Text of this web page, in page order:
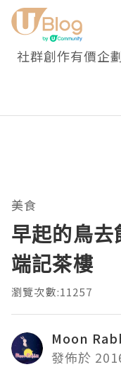
社群創作有價企
美食
早起的鳥
端記茶樓
瀏覽次數:11257
Moon
發佈於